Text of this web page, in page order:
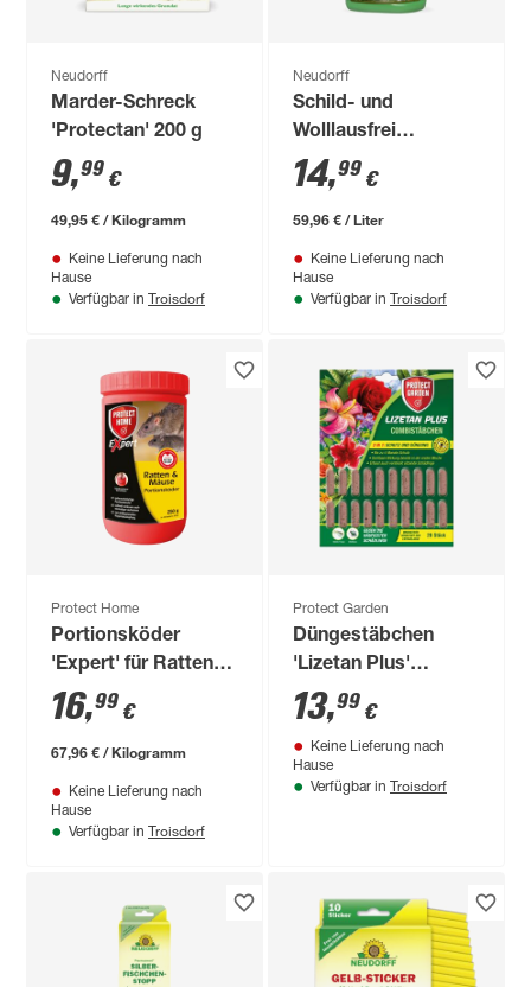
Neudorff
Marder-Schreck
'Protectan' 200 g
9,99 €
49,95 € / Kilogramm
Keine Lieferung nach
Hause
Verfügbar in Troisdorf
Neudorff
Schild- und
Wolllausfrei
'Promanal Neu' 250
ml
14,99 €
59,96 € / Liter
Keine Lieferung nach
Hause
Verfügbar in Troisdorf
Protect Home
Portionsköder
'Expert' für Ratten
und Mäuse 250 g
16,99 €
67,96 € / Kilogramm
Keine Lieferung nach
Hause
Verfügbar in Troisdorf
Protect Garden
Düngestäbchen
'Lizetan Plus'
Combistäbchen 20
Stück
13,99 €
Keine Lieferung nach
Hause
Verfügbar in Troisdorf